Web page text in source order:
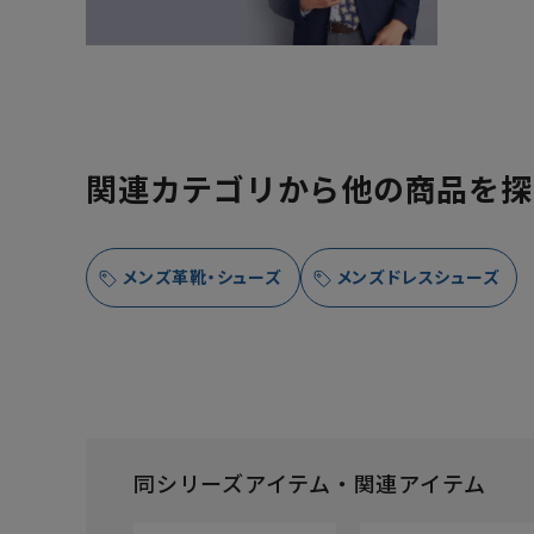
関連カテゴリから他の商品を
メンズ革靴・シューズ メンズドレスシューズ
同シリーズアイテム・関連アイテム